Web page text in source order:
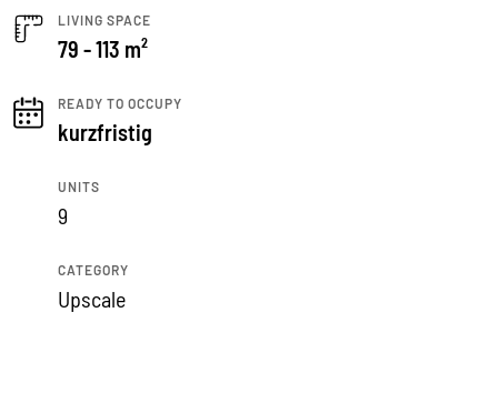
LIVING SPACE
79 - 113 m²
READY TO OCCUPY
kurzfristig
UNITS
9
CATEGORY
Upscale